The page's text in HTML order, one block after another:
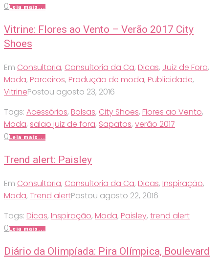
0Leia mais...
Vitrine: Flores ao Vento – Verão 2017 City
Shoes
Em Consultoria, Consultoria da Ca, Dicas, Juiz de Fora,
Moda, Parceiros, Produção de moda, Publicidade,
VitrinePostou agosto 23, 2016
Tags: Acessórios, Bolsas, City Shoes, Flores ao Vento,
Moda, salao juiz de fora, Sapatos, verão 2017
0Leia mais...
Trend alert: Paisley
Em Consultoria, Consultoria da Ca, Dicas, Inspiração,
Moda, Trend alertPostou agosto 22, 2016
Tags: Dicas, Inspiração, Moda, Paisley, trend alert
0Leia mais...
Diário da Olimpíada: Pira Olímpica, Boulevard